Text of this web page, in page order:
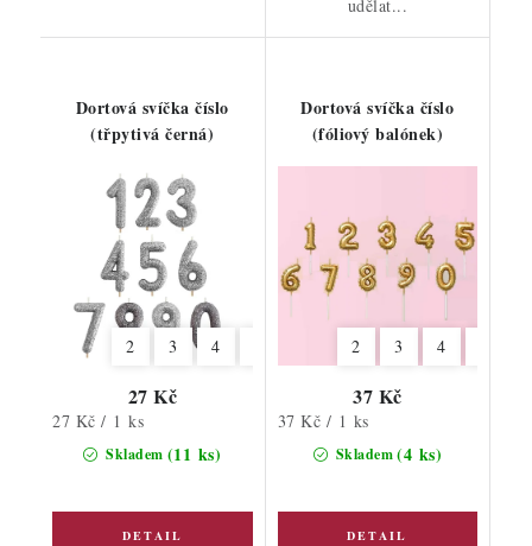
udělat...
Dortová svíčka číslo
(třpytivá černá)
2 3 4
Skladem (11 ks)
27 Kč
Měrná
cena:
27 Kč / 1 ks
Dortová svíčka číslo
(fóliový balónek)
2 3 4
Skladem(4 ks)
37 Kč
Měrná
37 Kč / 1 ks